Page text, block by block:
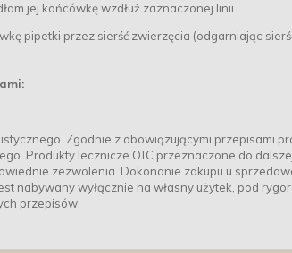
jej końcówkę wzdłuż zaznaczonej linii.
pipetki przez sierść zwierzęcia (odgarniając
Zgodnie z obowiązującymi przepisami
Produkty lecznicze OTC przeznaczone do
zezwolenia. Dokonanie zakupu u
nabywany wyłącznie na własny użytek, pod
przepisów.